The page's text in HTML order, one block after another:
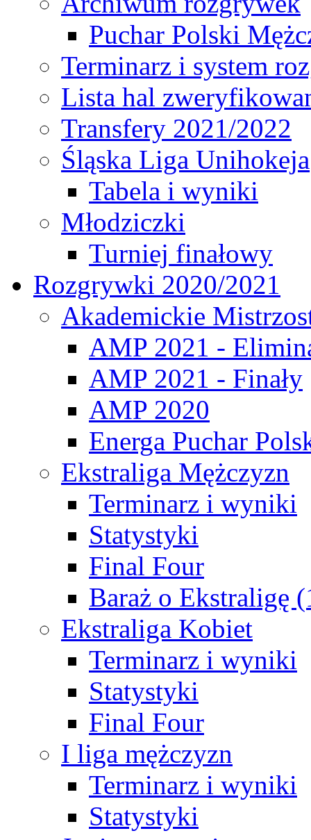
Puchar Polski
Terminarz i system
Lista hal
Transfery 2021/2022
Śląska Liga Unihokeja
Tabela i wyniki
Młodziczki
Turniej finałowy
Rozgrywki 2020/2021
Akademickie
AMP 2021 -
AMP 2021 - Finały
AMP 2020
Energa Puchar
Ekstraliga Mężczyzn
Terminarz i wyniki
Statystyki
Final Four
Baraż o Ekstraligę
Ekstraliga Kobiet
Terminarz i wyniki
Statystyki
Final Four
I liga mężczyzn
Terminarz i wyniki
Statystyki